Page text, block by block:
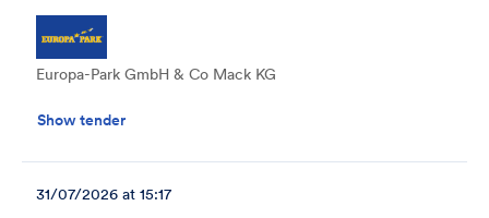
Europa-Park GmbH & Co Mack KG
Show tender
31/07/2026 at 15:17